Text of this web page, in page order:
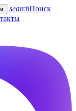
searchПоиск